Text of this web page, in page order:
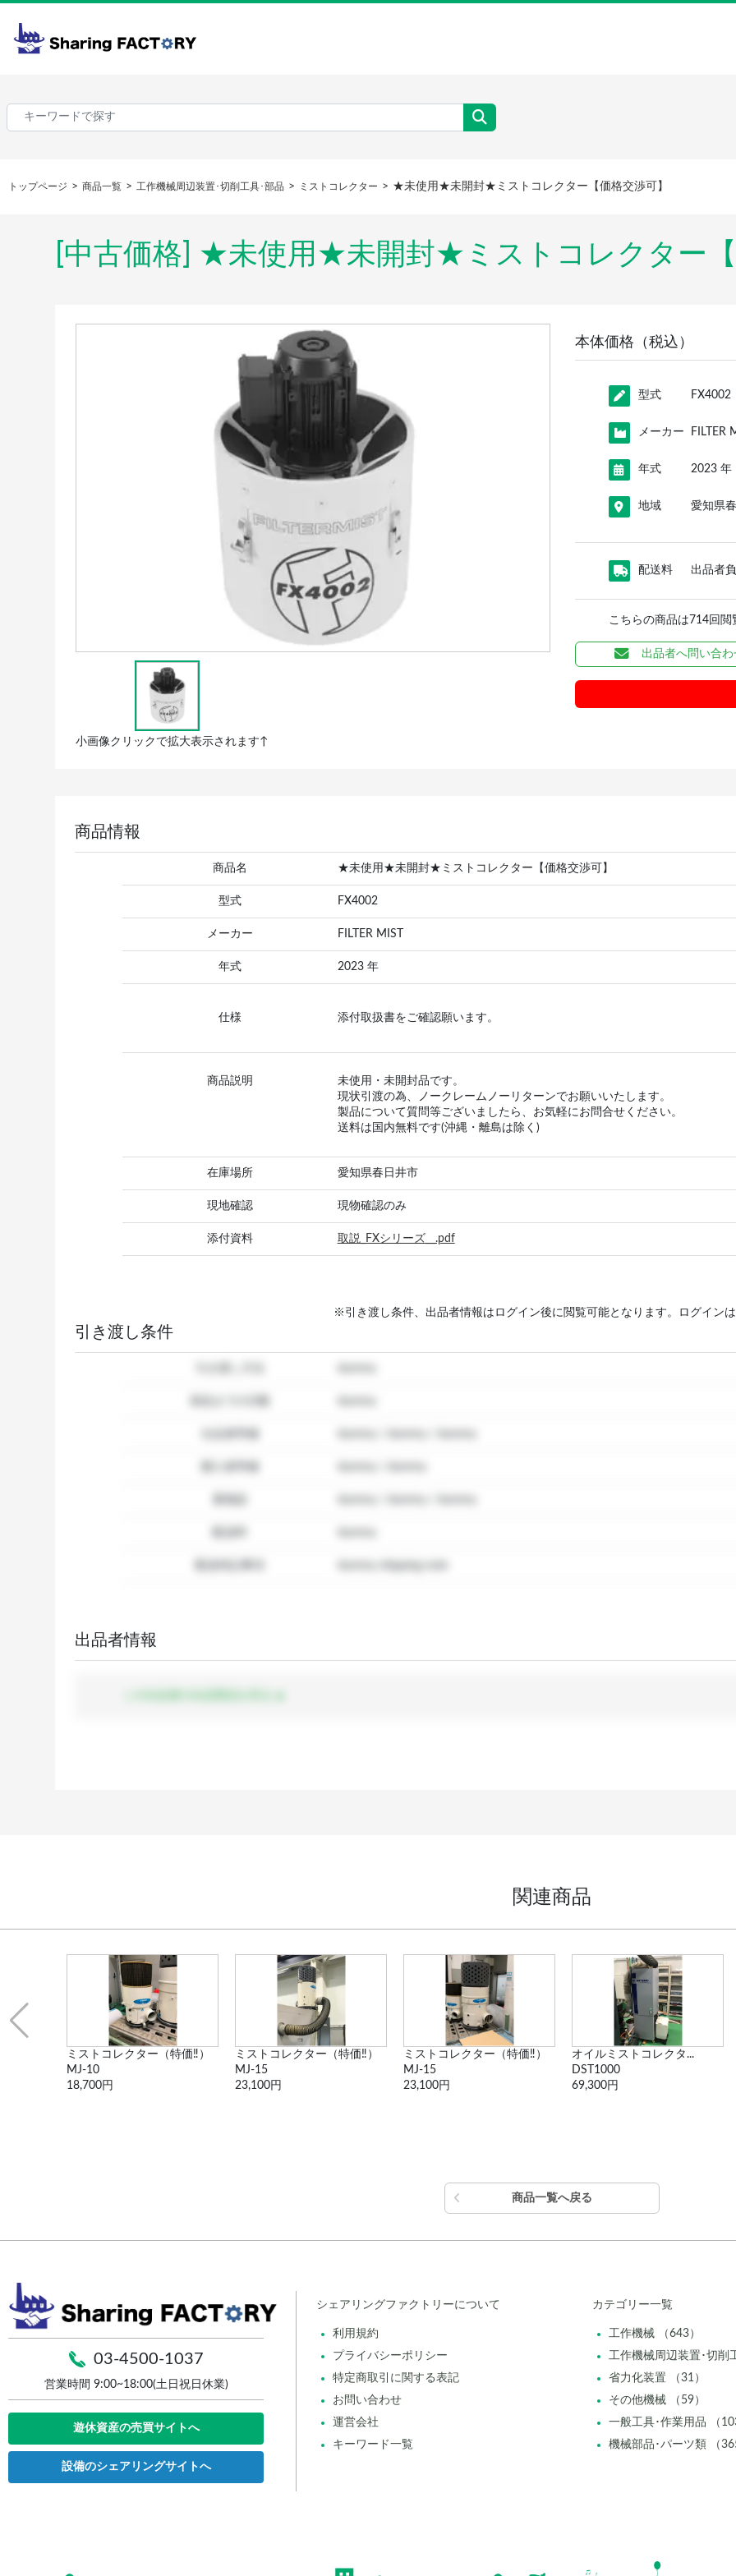
トップページ 商品一覧 工作機械周辺装置･切削工具･部品 ミストコレクター ★未使用★未開封★ミストコレクター【価格交渉可】
[中古価格] ★未使用★未開封★ミストコレクター
小画像クリックで拡大表示されます↑
本体価格（税込）
型式 FX4002
メーカー FILTER
年式 2023 年
地域 愛知県
配送料 出品者
こちらの商品は714回
出品者へ問い合
商品情報
商品名 ★未使用★未開封★ミストコレクター【価格交渉可】
型式 FX4002
メーカー FILTER MIST
年式 2023 年
仕様 添付取扱書をご確認願います。
商品説明
未使用・未開封品です。
現状引渡の為、ノークレームノーリターンでお願いいたします。
製品について質問等ございましたら、お気軽にお問合せください。
送料は国内無料です(沖縄・離島は除く)
在庫場所 愛知県春日井市
現地確認 現物確認のみ
添付資料 取説_FXシリーズ__.pdf
※引き渡し条件、出品者情報はログイン後に閲覧可能となります。ログインは
引き渡し条件
出品者情報
関連商品
ミストコレクター（特価‼）
MJ-10
18,700円
ミストコレクター（特価‼）
MJ-15
23,100円
ミストコレクター（特価‼）
MJ-15
23,100円
オイルミストコレクタ...
DST1000
69,300円
商品一覧へ戻る
03-4500-1037
営業時間 9:00~18:00(土日祝日休業)
遊休資産の売買サイトへ
設備のシェアリングサイトへ
シェアリングファクトリーについて
利用規約
プライバシーポリシー
特定商取引に関する表記
お問い合わせ
運営会社
キーワード一覧
カテゴリー一覧
工作機械 （643）
工作機械周辺装置･切削
省力化装置 （31）
その他機械 （59）
一般工具･作業用品 （
機械部品･パーツ類 （